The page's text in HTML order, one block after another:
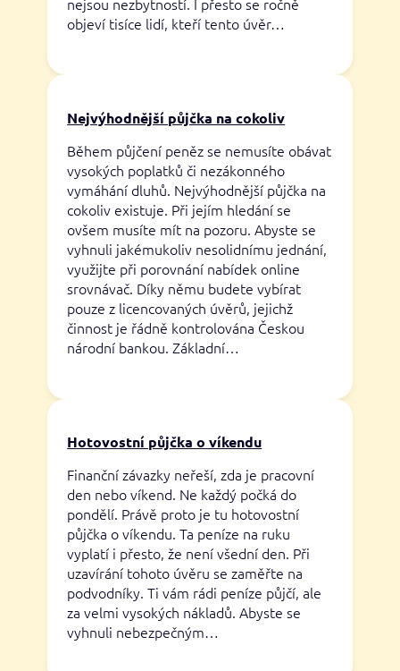
objeví tisíce lidí, kteří tento úvěr…
Nejvýhodnější půjčka na cokoliv
Během půjčení peněz se nemusíte obávat
vysokých poplatků či nezákonného
vymáhání dluhů. Nejvýhodnější půjčka na
cokoliv existuje. Při jejím hledání se
ovšem musíte mít na pozoru. Abyste se
vyhnuli jakémukoliv nesolidnímu jednání,
využijte při porovnání nabídek online
srovnávač. Díky němu budete vybírat
pouze z licencovaných úvěrů, jejichž
činnost je řádně kontrolována Českou
národní bankou. Základní…
Hotovostní půjčka o víkendu
Finanční závazky neřeší, zda je pracovní
den nebo víkend. Ne každý počká do
pondělí. Právě proto je tu hotovostní
půjčka o víkendu. Ta peníze na ruku
vyplatí i přesto, že není všední den. Při
uzavírání tohoto úvěru se zaměřte na
podvodníky. Ti vám rádi peníze půjčí, ale
za velmi vysokých nákladů. Abyste se
vyhnuli nebezpečným…